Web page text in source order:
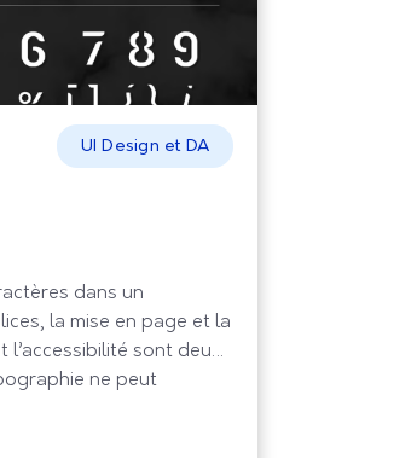
UI Design et DA
dans un
la mise en page et la
sont deux
ne peut